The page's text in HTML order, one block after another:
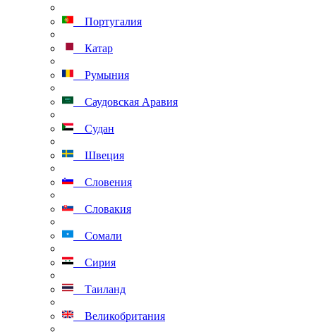
Португалия
Катар
Румыния
Саудовская Аравия
Судан
Швеция
Словения
Словакия
Сомали
Сирия
Таиланд
Великобритания